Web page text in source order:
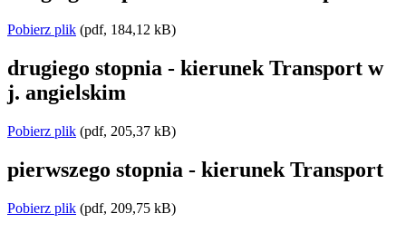
Pobierz plik (pdf, 184,12 kB)
drugiego stopnia - kierunek Transport w
j. angielskim
Pobierz plik (pdf, 205,37 kB)
pierwszego stopnia - kierunek Transport
Pobierz plik (pdf, 209,75 kB)